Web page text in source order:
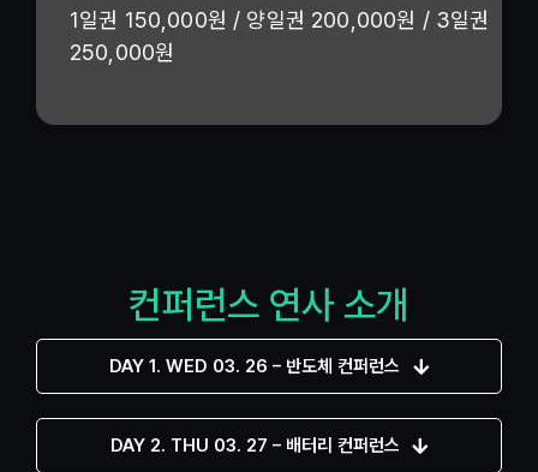
1일권 150,000원 / 양일권 200,000원 / 3일권
250,000원
컨퍼런스 연사 소개
DAY 1. WED 03. 26 – 반도체 컨퍼런스
DAY 2. THU 03. 27 – 배터리 컨퍼런스